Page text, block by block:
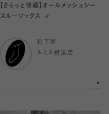
【さらっと快適】オールメッシュシー
スルーソックス 🧦
靴下屋
ルミネ横浜店